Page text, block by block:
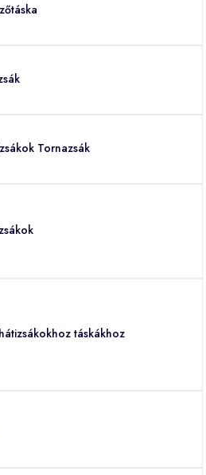
Tornazsák
táskákhoz